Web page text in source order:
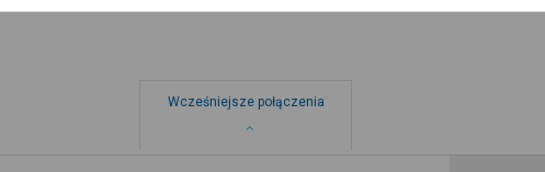
Wcześniejsze połączenia